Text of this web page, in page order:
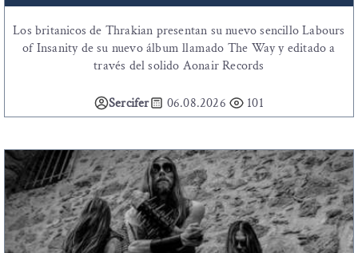
Los britanicos de Thrakian presentan su nuevo sencillo Labours
of Insanity de su nuevo álbum llamado The Way y editado a
través del solido Aonair Records
Sercifer 06.08.2026 101